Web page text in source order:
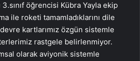
öğrencisi Kübra Yayla ekip
ile roketi tamamladıklarını dile
kartlarımız özgün sistemle
rastgele belirlenmiyor.
olarak aviyonik sistemle